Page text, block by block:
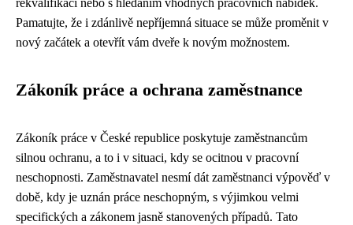
rekvalifikací nebo s hledáním vhodných pracovních nabídek.
Pamatujte, že i zdánlivě nepříjemná situace se může proměnit v
nový začátek a otevřít vám dveře k novým možnostem.
Zákoník práce a ochrana zaměstnance
Zákoník práce v České republice poskytuje zaměstnancům
silnou ochranu, a to i v situaci, kdy se ocitnou v pracovní
neschopnosti. Zaměstnavatel nesmí dát zaměstnanci výpověď v
době, kdy je uznán práce neschopným, s výjimkou velmi
specifických a zákonem jasně stanovených případů. Tato